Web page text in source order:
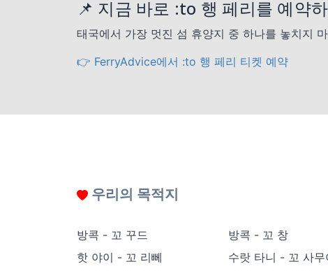
📌 지금 바로 :to 행 페리를 예약
태국에서 가장 멋진 섬 휴양지 중 하나를 놓치지
👉 FerryAdvice에서 :to 행 페리 티켓 예약
우리의 목적지
방콕 - 꼬 꾸드 방콕 - 꼬 창
핫 야이 - 꼬 리뻬
수랏 타니 - 꼬 사무